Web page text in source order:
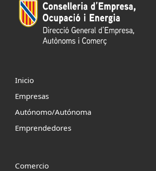
Inicio
Empresas
Autónomo/Autónoma
Emprendedores
Comercio